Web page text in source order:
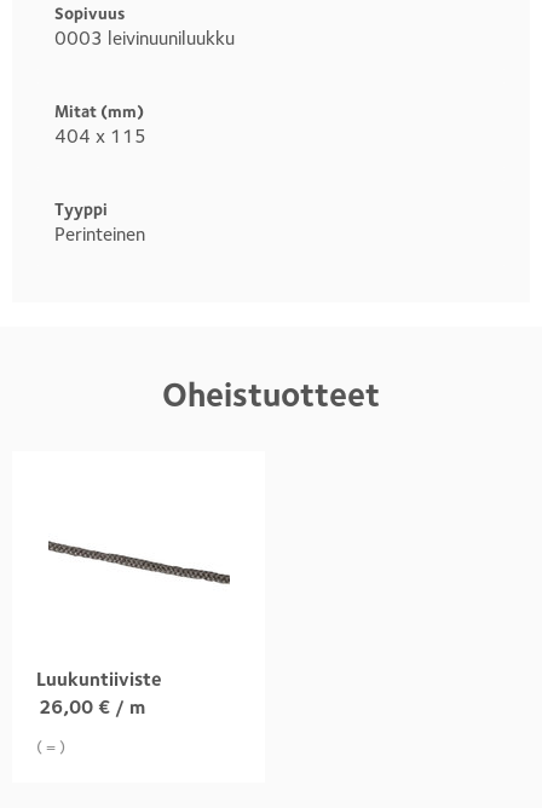
Sopivuus
0003 leivinuuniluukku
Mitat (mm)
404 x 115
Tyyppi
Perinteinen
Oheistuotteet
Luukuntiiviste
26,00 € / m
( = )